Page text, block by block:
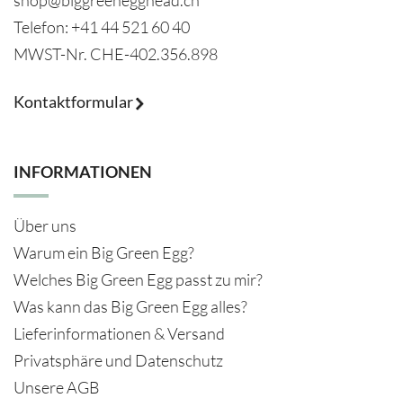
Telefon: +41 44 521 60 40
MWST-Nr. CHE-402.356.898
Kontaktformular
INFORMATIONEN
Über uns
Warum ein Big Green Egg?
Welches Big Green Egg passt zu mir?
Was kann das Big Green Egg alles?
Lieferinformationen & Versand
Privatsphäre und Datenschutz
Unsere AGB